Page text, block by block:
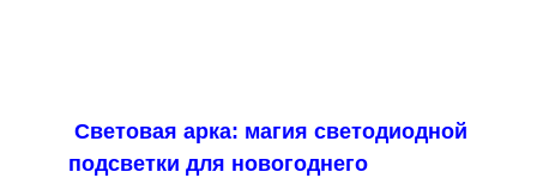
Световая арка: магия светодиодной
подсветки для новогоднего